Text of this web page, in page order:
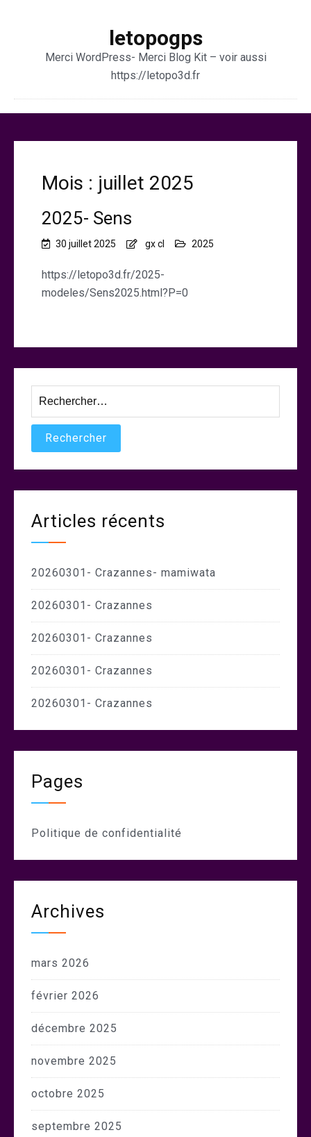
letopogps
Merci WordPress- Merci Blog Kit – voir aussi
https://letopo3d.fr
Mois : juillet 2025
2025- Sens
30 juillet 2025 gx cl 2025
https://letopo3d.fr/2025-
modeles/Sens2025.html?P=0
Articles récents
20260301- Crazannes- mamiwata
20260301- Crazannes
20260301- Crazannes
20260301- Crazannes
20260301- Crazannes
Pages
Politique de confidentialité
Archives
mars 2026
février 2026
décembre 2025
novembre 2025
octobre 2025
septembre 2025